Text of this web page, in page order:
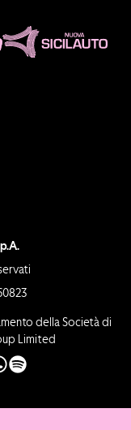
della Società di
Limited